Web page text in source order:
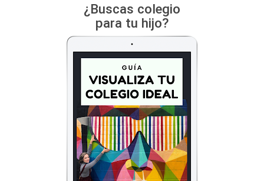
¿Buscas colegio
para tu hijo?